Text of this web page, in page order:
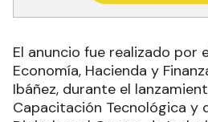
El anuncio fue realizado por
Economía, Hacienda y
Ibáñez, durante el
Capacitación Tecnológica y